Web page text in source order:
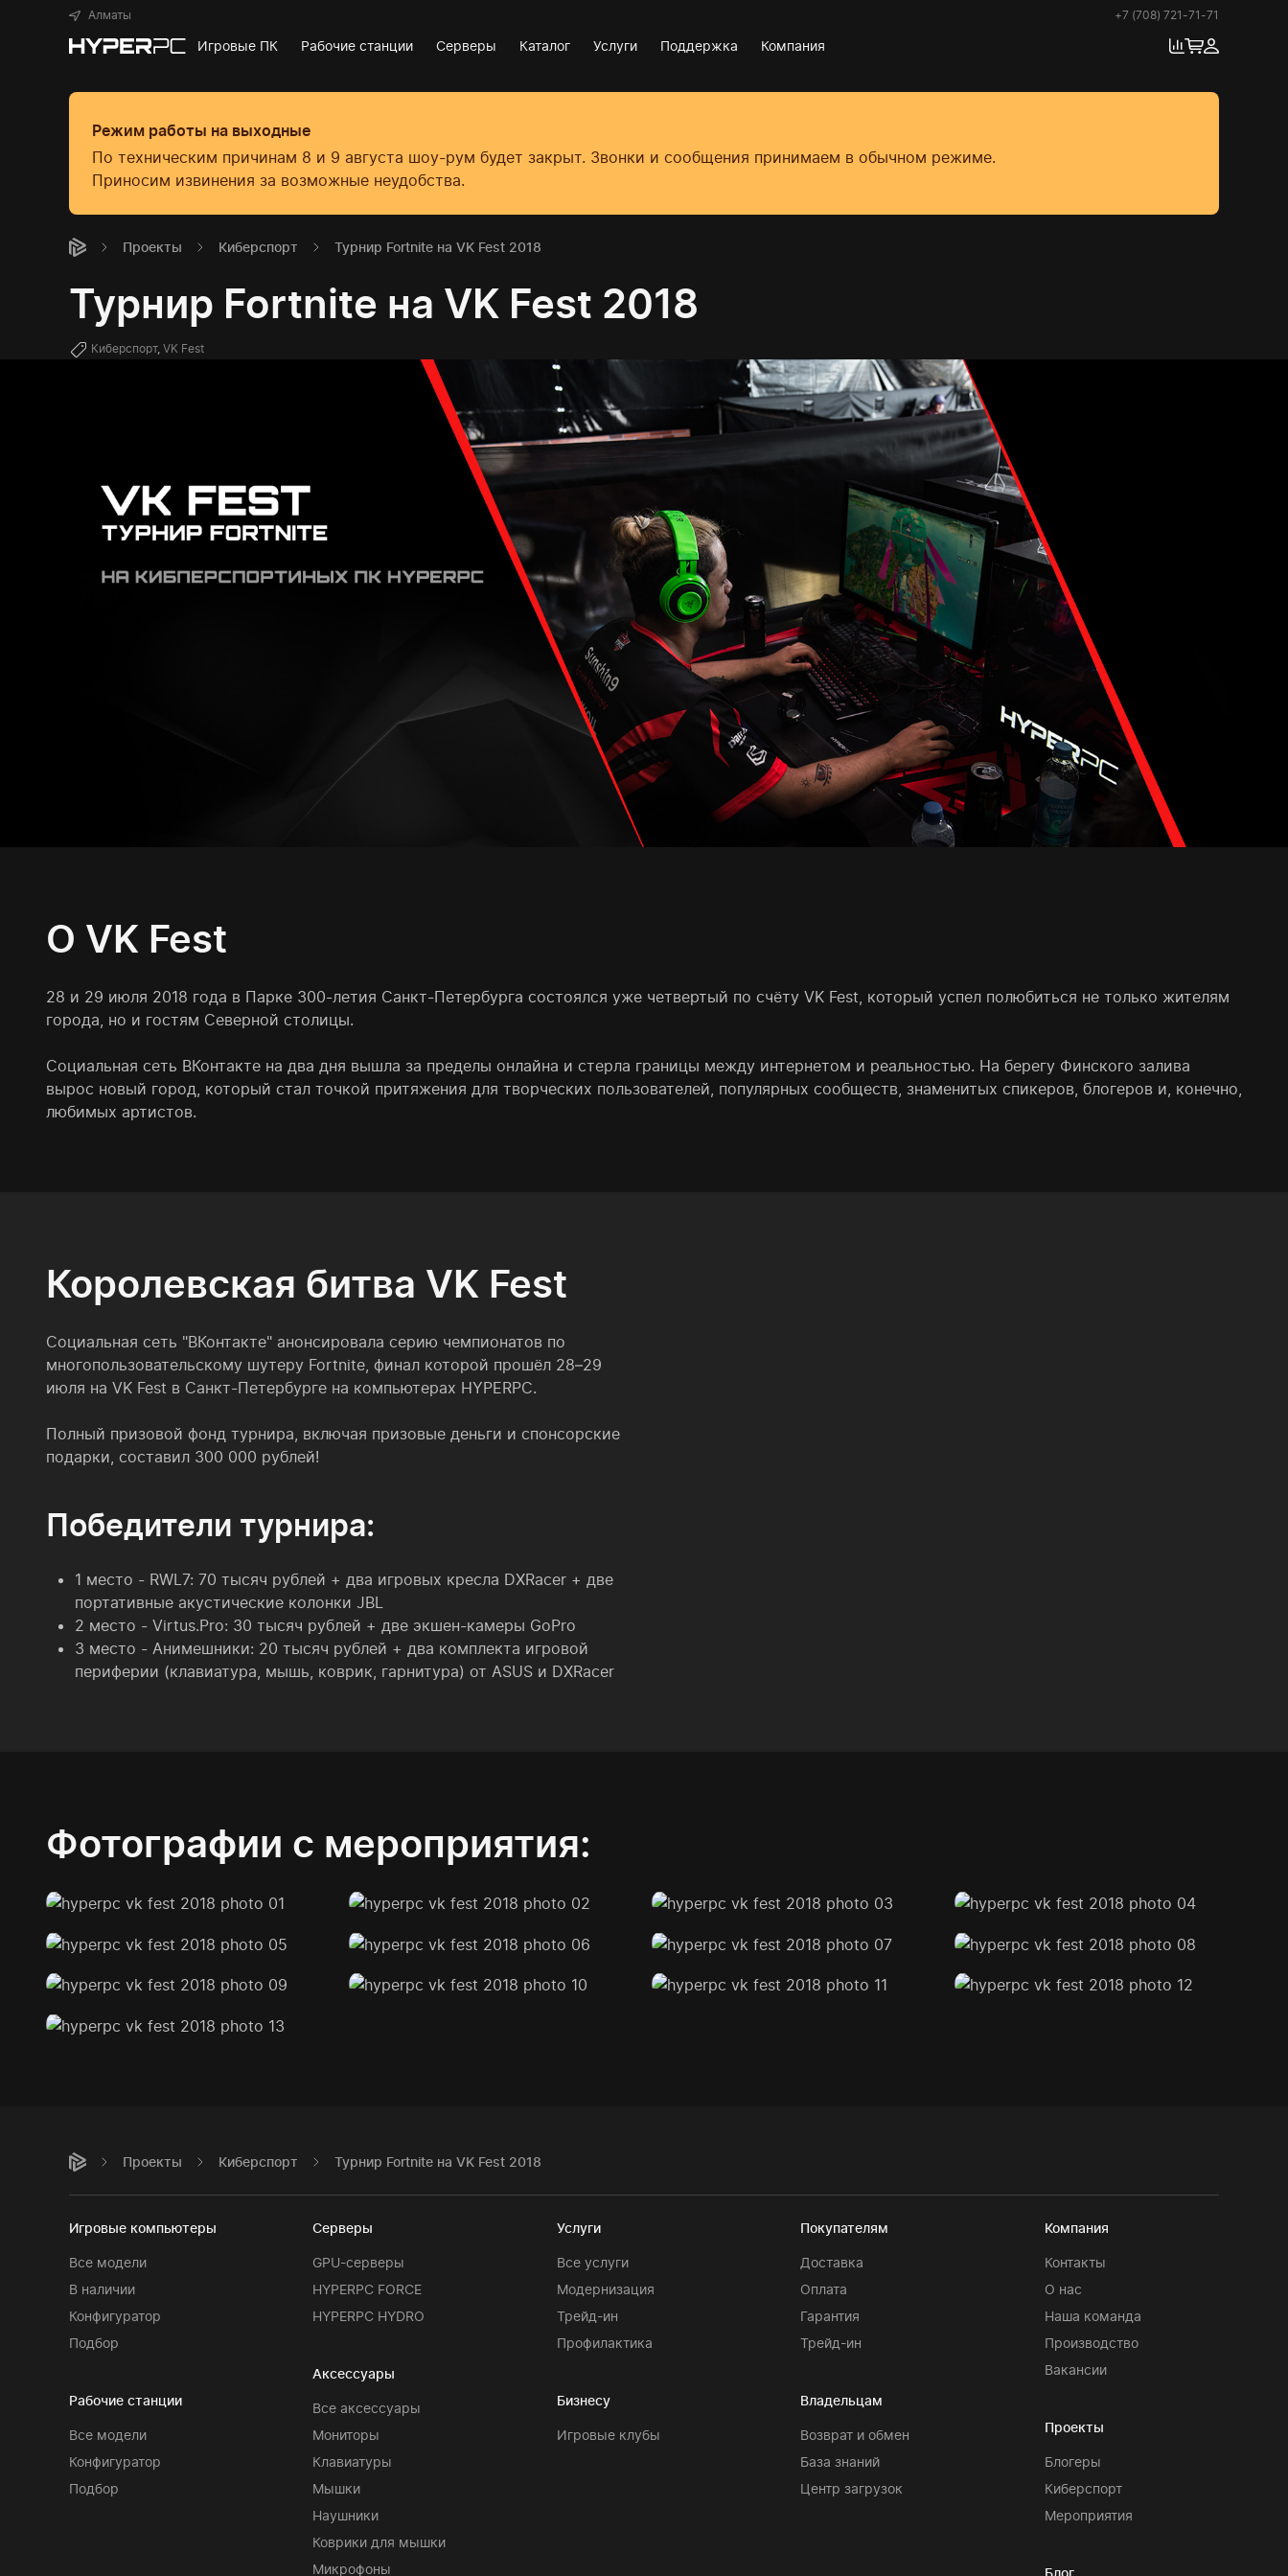
Алматы +7 (708) 721-71-71
Игровые ПК Рабочие станции Серверы Каталог Услуги Поддержка Компания
Режим работы на выходные
По техническим причинам 8 и 9 августа шоу-рум будет закрыт. Звонки и сообщения принимаем в обычном режиме.
Приносим извинения за возможные неудобства.
Проекты Киберспорт Турнир Fortnite на VK Fest 2018
Турнир Fortnite на VK Fest 2018
Киберспорт, VK Fest
О VK Fest
28 и 29 июля 2018 года в Парке 300-летия Санкт-Петербурга состоялся уже четвертый по счёту VK Fest, который успел полюбиться не только жителям
города, но и гостям Северной столицы.
Социальная сеть ВКонтакте на два дня вышла за пределы онлайна и стерла границы между интернетом и реальностью. На берегу Финского залива
вырос новый город, который стал точкой притяжения для творческих пользователей, популярных сообществ, знаменитых спикеров, блогеров и, конечно,
любимых артистов.
Королевская битва VK Fest
Социальная сеть "ВКонтакте" анонсировала серию чемпионатов по
многопользовательскому шутеру Fortnite, финал которой прошёл 28–29
июля на VK Fest в Санкт-Петербурге на компьютерах HYPERPC.
Полный призовой фонд турнира, включая призовые деньги и спонсорские
подарки, составил 300 000 рублей!
Победители турнира:
1 место - RWL7: 70 тысяч рублей + два игровых кресла DXRacer + две
портативные акустические колонки JBL
2 место - Virtus.Pro: 30 тысяч рублей + две экшен-камеры GoPro
3 место - Анимешники: 20 тысяч рублей + два комплекта игровой
периферии (клавиатура, мышь, коврик, гарнитура) от ASUS и DXRacer
Фотографии с мероприятия:
Проекты Киберспорт Турнир Fortnite на VK Fest 2018
Игровые компьютеры
Все модели
В наличии
Конфигуратор
Подбор
Рабочие станции
Все модели
Конфигуратор
Подбор
Серверы
GPU-серверы
HYPERPC FORCE
HYPERPC HYDRO
Аксессуары
Все аксессуары
Мониторы
Клавиатуры
Мышки
Наушники
Коврики для мышки
Микрофоны
Услуги
Все услуги
Модернизация
Трейд-ин
Профилактика
Бизнесу
Игровые клубы
Покупателям
Доставка
Оплата
Гарантия
Трейд-ин
Владельцам
Возврат и обмен
База знаний
Центр загрузок
Компания
Контакты
О нас
Наша команда
Производство
Вакансии
Проекты
Блогеры
Киберспорт
Мероприятия
Блог